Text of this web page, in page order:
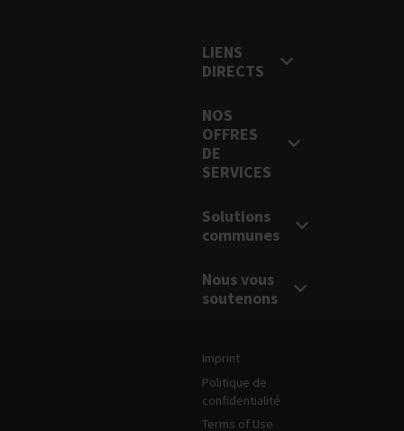
LIENS
DIRECTS
NOS
OFFRES
DE
SERVICES
Solutions
communes
Nous vous
soutenons
Mentions légales et informations sur
Imprint
Politique de
confidentialité
Terms of Use